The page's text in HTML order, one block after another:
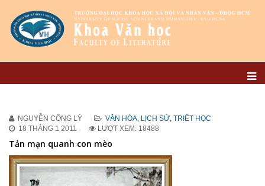
NGUYỄN CÔNG LÝ
VĂN HÓA, LỊCH SỬ, TRIẾT HỌC
18 THÁNG 1 2011
LƯỢT XEM: 18488
Tản mạn quanh con mèo